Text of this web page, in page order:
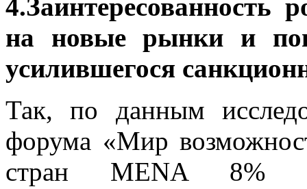
4.Заинтересованность
на новые рынки и
усилившегося
Так, по данным
форума «Мир
стран MENA 8%